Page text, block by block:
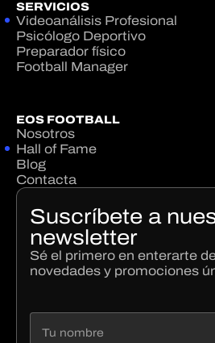
SERVICIOS
Videoanálisis Profesional
Psicólogo Deportivo
Preparador físico
Football Manager
EOS FOOTBALL
Nosotros
Hall of Fame
Blog
Contacta
Suscríbete a
newsletter
Sé el primero en enterarte
novedades y promociones